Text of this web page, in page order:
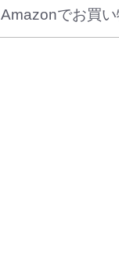
Amazonでお買い